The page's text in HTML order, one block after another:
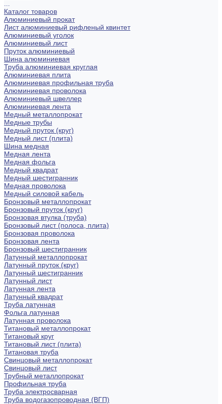
Каталог товаров
Алюминиевый прокат
Лист алюминиевый рифленый квинтет
Алюминиевый уголок
Алюминиевый лист
Пруток алюминиевый
Шина алюминиевая
Труба алюминиевая круглая
Алюминиевая плита
Алюминиевая профильная труба
Алюминиевая проволока
Алюминиевый швеллер
Алюминиевая лента
Медный металлопрокат
Медные трубы
Медный пруток (круг)
Медный лист (плита)
Шина медная
Медная лента
Медная фольга
Медный квадрат
Медный шестигранник
Медная проволока
Медный силовой кабель
Бронзовый металлопрокат
Бронзовый пруток (круг)
Бронзовая втулка (труба)
Бронзовый лист (полоса, плита)
Бронзовая проволока
Бронзовая лента
Бронзовый шестигранник
Латунный металлопрокат
Латунный пруток (круг)
Латунный шестигранник
Латунный лист
Латунная лента
Латунный квадрат
Труба латунная
Фольга латунная
Латунная проволока
Титановый металлопрокат
Титановый круг
Титановый лист (плита)
Титановая труба
Свинцовый металлопрокат
Свинцовый лист
Трубный металлопрокат
Профильная труба
Труба электросварная
Труба водогазопроводная (ВГП)